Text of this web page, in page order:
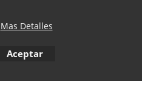
Mas Detalles
Aceptar